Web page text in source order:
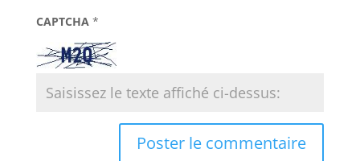
CAPTCHA *